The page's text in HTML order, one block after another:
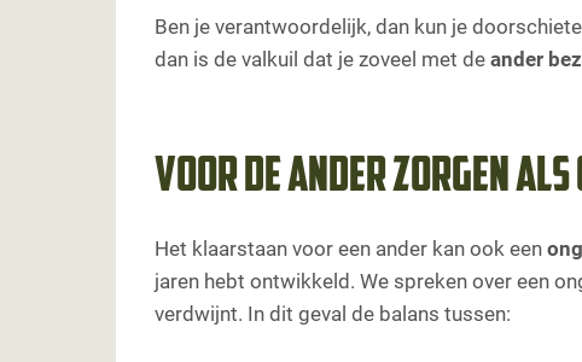
Ben je verantwoordelijk, dan kun je
dan is de valkuil dat je zoveel met de ander
Voor de ander zorgen
Het klaarstaan voor een ander kan ook een
jaren hebt ontwikkeld. We spreken over een
verdwijnt. In dit geval de balans tussen: